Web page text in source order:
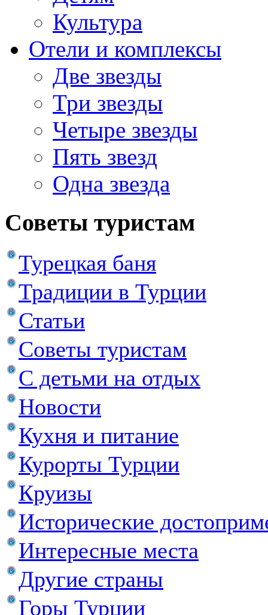
Культура
Отели и комплексы
Две звезды
Три звезды
Четыре звезды
Пять звезд
Одна звезда
Советы туристам
Турецкая баня
Традиции в Турции
Статьи
Советы туристам
С детьми на отдых
Новости
Кухня и питание
Курорты Турции
Круизы
Исторические
Интересные места
Другие страны
Горы Турции